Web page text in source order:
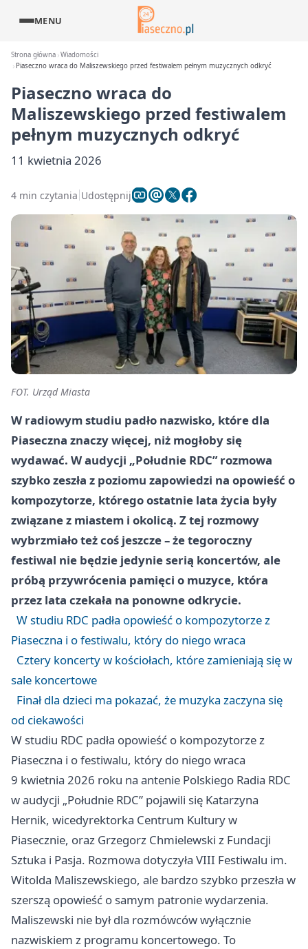
MENU
Strona główna Wiadomości
Piaseczno wraca do Maliszewskiego przed festiwalem pełnym muzycznych odkryć
Piaseczno wraca do
Maliszewskiego przed festiwalem
pełnym muzycznych odkryć
11 kwietnia 2026
4 min czytania Udostępnij
FOT. Urząd Miasta
W radiowym studiu padło nazwisko, które dla
Piaseczna znaczy więcej, niż mogłoby się
wydawać. W audycji „Południe RDC” rozmowa
szybko zeszła z poziomu zapowiedzi na opowieść o
kompozytorze, którego ostatnie lata życia były
związane z miastem i okolicą. Z tej rozmowy
wybrzmiało też coś jeszcze – że tegoroczny
festiwal nie będzie jedynie serią koncertów, ale
próbą przywrócenia pamięci o muzyce, która
przez lata czekała na ponowne odkrycie.
W studiu RDC padła opowieść o kompozytorze z
Piaseczna i o festiwalu, który do niego wraca
Cztery koncerty w kościołach, które zamieniają się w
sale koncertowe
Finał dla dzieci ma pokazać, że muzyka zaczyna się
od ciekawości
W studiu RDC padła opowieść o kompozytorze z
Piaseczna i o festiwalu, który do niego wraca
9 kwietnia 2026 roku na antenie Polskiego Radia RDC
w audycji „Południe RDC” pojawili się Katarzyna
Hernik, wicedyrektorka Centrum Kultury w
Piasecznie, oraz Grzegorz Chmielewski z Fundacji
Sztuka i Pasja. Rozmowa dotyczyła VIII Festiwalu im.
Witolda Maliszewskiego, ale bardzo szybko przeszła w
szerszą opowieść o samym patronie wydarzenia.
Maliszewski nie był dla rozmówców wyłącznie
nazwiskiem z programu koncertowego. To